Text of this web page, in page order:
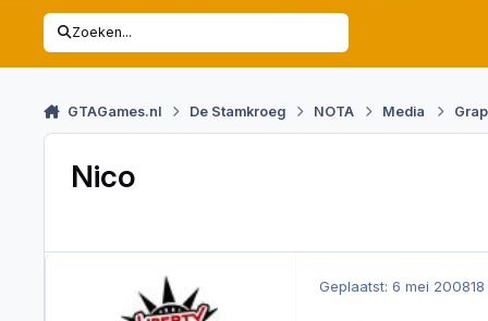
Zoeken...
GTAGames.nl De Stamkroeg NOTA Media
Nico
Geplaatst: 6 mei 2008